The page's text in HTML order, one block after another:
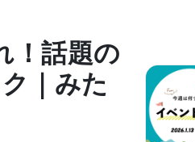
！話題の
｜みた